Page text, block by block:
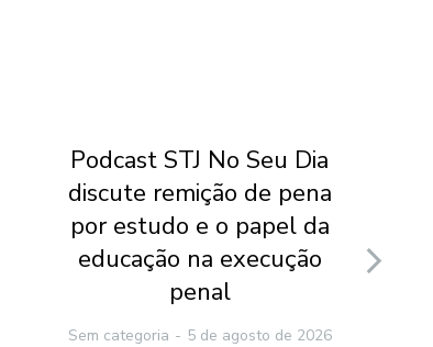
Podcast STJ No Seu Dia
discute remição de pena
por estudo e o papel da
educação na execução
penal
Sem categoria 5 de agosto de 2026